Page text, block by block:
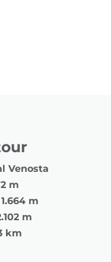
Venosta
m
1.664 m
m
km